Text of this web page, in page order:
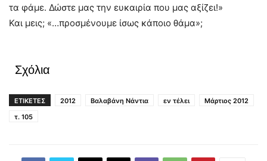
τα φάμε. Δώστε μας την ευκαιρία που μας αξίζει!»
Και μεις; «…προσμένουμε ίσως κάποιο θάμα»;
Σχόλια
ΕΤΙΚΕΤΕΣ 2012 Βαλαβάνη Νάντια εν τέλει
Μάρτιος 2012
τ. 105